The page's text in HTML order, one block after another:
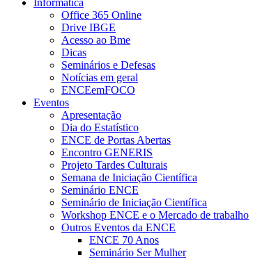
Office 365 Online
Drive IBGE
Acesso ao Bme
Dicas
Seminários e Defesas
Notícias em geral
ENCEemFOCO
Eventos
Apresentação
Dia do Estatístico
ENCE de Portas Abertas
Encontro GENERIS
Projeto Tardes Culturais
Semana de Iniciação Científica
Seminário ENCE
Seminário de Iniciação Científica
Workshop ENCE e o Mercado de trabalho
Outros Eventos da ENCE
ENCE 70 Anos
Seminário Ser Mulher